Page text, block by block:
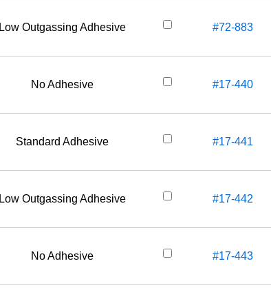
Low Outgassing Adhesive #72-883
No Adhesive #17-440
Standard Adhesive #17-441
Low Outgassing Adhesive #17-442
No Adhesive #17-443